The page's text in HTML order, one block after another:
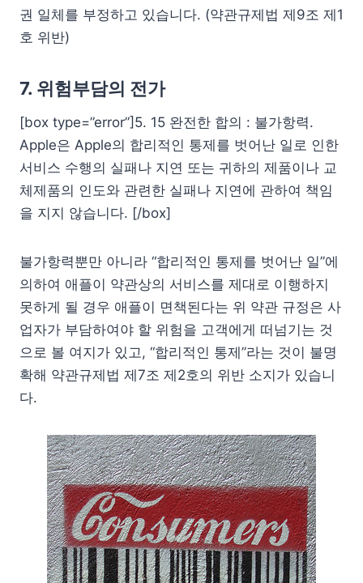
권 일체를 부정하고 있습니다. (약관규제법 제9조 제1
호 위반)
7. 위험부담의 전가
[box type=”error”]5. 15 완전한 합의 : 불가항력.
Apple은 Apple의 합리적인 통제를 벗어난 일로 인한
서비스 수행의 실패나 지연 또는 귀하의 제품이나 교
체제품의 인도와 관련한 실패나 지연에 관하여 책임
을 지지 않습니다. [/box]
불가항력뿐만 아니라 “합리적인 통제를 벗어난 일”에
의하여 애플이 약관상의 서비스를 제대로 이행하지
못하게 될 경우 애플이 면책된다는 위 약관 규정은 사
업자가 부담하여야 할 위험을 고객에게 떠넘기는 것
으로 볼 여지가 있고, “합리적인 통제”라는 것이 불명
확해 약관규제법 제7조 제2호의 위반 소지가 있습니
다.